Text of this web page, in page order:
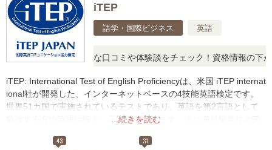
iTEP
語学・国際ビジネス 英語
思ったら、リアルな口コミや体験談をチェック！資格情報の下から
...続きを読む
iTEP: International Test of English Proficiencyは、米国 iTEP internat
ional社が開発した、インターネットベースの4技能英語検定です。
世界51カ国で実施されているテストであり、英語を第2言語として
勉強する方の英語技能を、正しく判定します。主に海外留学生の英
00校以上の大学がiTEPを認定しています。
43 31